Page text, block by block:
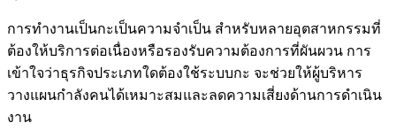
การทำงานเป็นกะเป็นความจำเป็น สำหรับหลายอุตสาหกรรมที่
ต้องให้บริการต่อเนื่องหรือรองรับความต้องการที่ผันผวน การ
เข้าใจว่าธุรกิจประเภทใดต้องใช้ระบบกะ จะช่วยให้ผู้บริหาร
วางแผนกำลังคนได้เหมาะสมและลดความเสี่ยงด้านการดำเนิน
งาน